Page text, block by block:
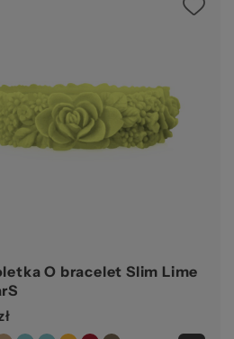
O bracelet Slim Lime